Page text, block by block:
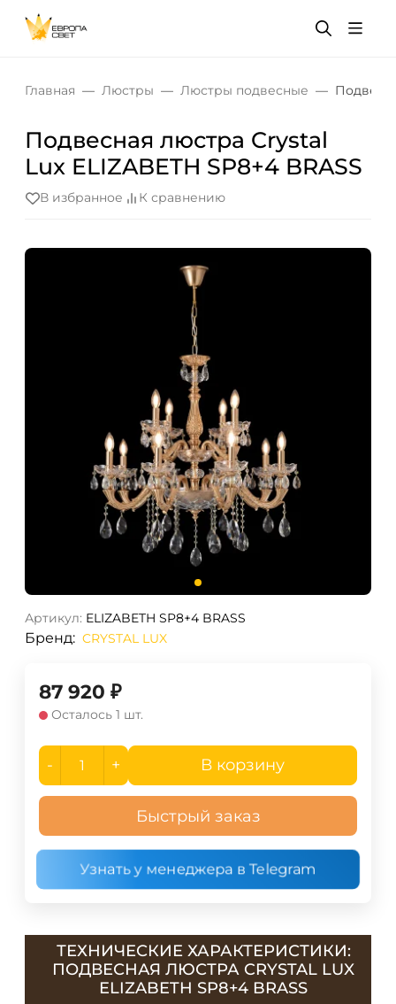
Главная Люстры Люстры подвесные
Подвесная люстра Crystal
Lux ELIZABETH SP8+4 BRASS
В избранное К сравнению
Артикул: ELIZABETH SP8+4 BRASS
Бренд: CRYSTAL LUX
87 920 ₽
Осталось 1 шт.
- + В корзину
Быстрый заказ
Узнать у менеджера в Telegram
ТЕХНИЧЕСКИЕ ХАРАКТЕРИСТИКИ:
ПОДВЕСНАЯ ЛЮСТРА CRYSTAL LUX
ELIZABETH SP8+4 BRASS